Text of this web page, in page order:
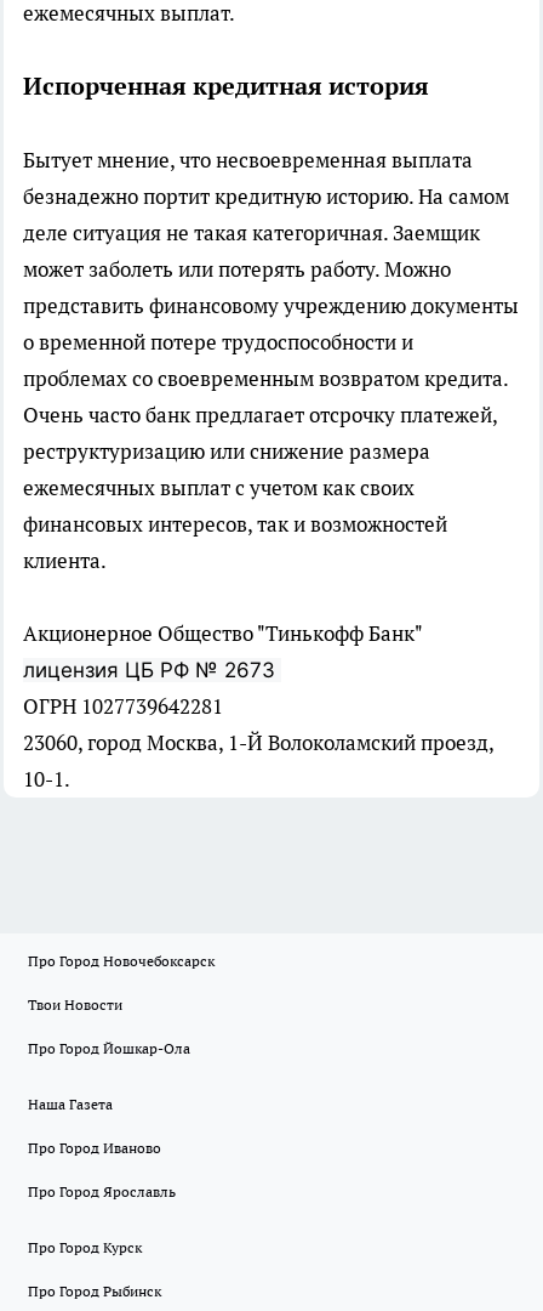
ежемесячных выплат.
Испорченная кредитная история
Бытует мнение, что несвоевременная выплата
безнадежно портит кредитную историю. На самом
деле ситуация не такая категоричная. Заемщик
может заболеть или потерять работу. Можно
представить финансовому учреждению документы
о временной потере трудоспособности и
проблемах со своевременным возвратом кредита.
Очень часто банк предлагает отсрочку платежей,
реструктуризацию или снижение размера
ежемесячных выплат с учетом как своих
финансовых интересов, так и возможностей
клиента.
Акционерное Общество "Тинькофф Банк"
лицензия ЦБ РФ № 2673
ОГРН 1027739642281
23060, город Москва, 1-Й Волоколамский проезд,
10-1.
Про Город Новочебоксарск
Твои Новости
Про Город Йошкар-Ола
Наша Газета
Про Город Иваново
Про Город Ярославль
Про Город Курск
Про Город Рыбинск